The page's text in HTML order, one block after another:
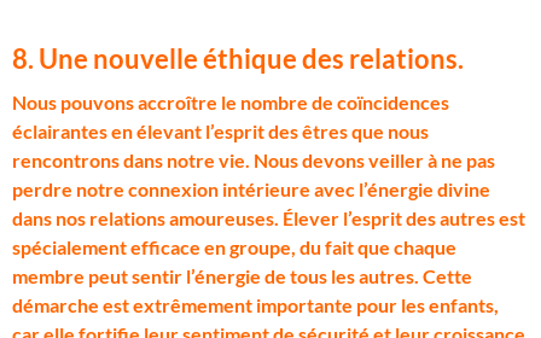
8. Une nouvelle éthique des relations.
Nous pouvons accroître le nombre de coïncidences
éclairantes en élevant l’esprit des êtres que nous
rencontrons dans notre vie. Nous devons veiller à ne pas
perdre notre connexion intérieure avec l’énergie divine
dans nos relations amoureuses. Élever l’esprit des autres est
spécialement efficace en groupe, du fait que chaque
membre peut sentir l’énergie de tous les autres. Cette
démarche est extrêmement importante pour les enfants,
car elle fortifie leur sentiment de sécurité et leur croissance